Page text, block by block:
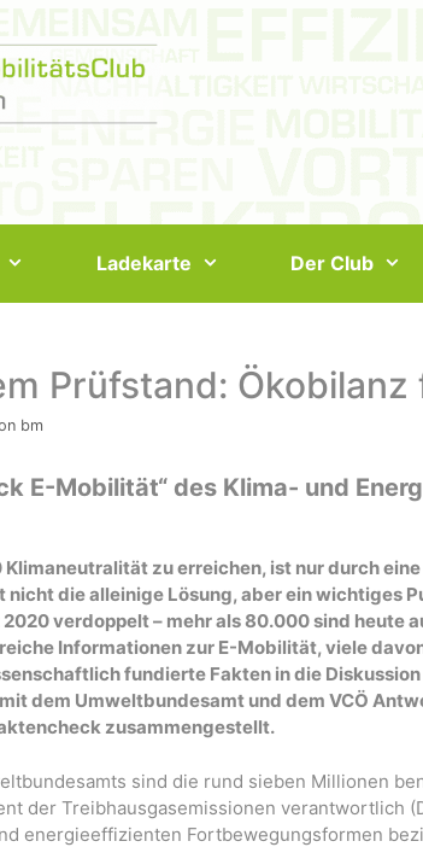
Ladekarte Der Club
Prüfstand:
bm
E-Mobilität“ des Klima- und
zu erreichen, ist nur durch
die alleinige Lösung, aber ein wichtiges
verdoppelt – mehr als 80.000 sind heute
Informationen zur E-Mobilität, viele
fundierte Fakten in die
dem Umweltbundesamt und dem VCÖ
zusammengestellt.
sind die rund sieben Millionen
der Treibhausgasemissionen verantwortlich
energieeffizienten Fortbewegungsformen